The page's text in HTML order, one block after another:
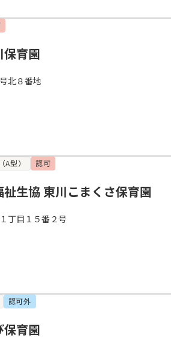
保育園
北８番地
型） 認可
生協 東川こまくさ保育園
丁目１５番２号
認可外
保育園